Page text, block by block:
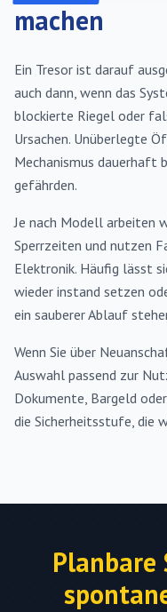
machen
Ein Tresor ist darauf
auch dann, wenn das
blockierte Riegel oder
Ursachen. Unüberlegte
Mechanismus dauerhaft
gefährden.
Je nach Modell arbeiten
Sperrzeiten und nutzen
Elektronik. Häufig lässt
wieder instand setzen
ein sauberer Ablauf
Wenn Sie über
Auswahl passend zur
Dokumente, Bargeld
die Sicherheitsstufe, die